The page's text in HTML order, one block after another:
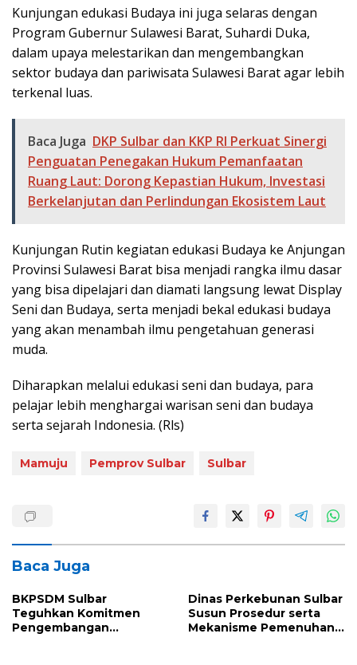
Kunjungan edukasi Budaya ini juga selaras dengan
Program Gubernur Sulawesi Barat, Suhardi Duka,
dalam upaya melestarikan dan mengembangkan
sektor budaya dan pariwisata Sulawesi Barat agar lebih
terkenal luas.
Baca Juga DKP Sulbar dan KKP RI Perkuat Sinergi
Penguatan Penegakan Hukum Pemanfaatan
Ruang Laut: Dorong Kepastian Hukum, Investasi
Berkelanjutan dan Perlindungan Ekosistem Laut
Kunjungan Rutin kegiatan edukasi Budaya ke Anjungan
Provinsi Sulawesi Barat bisa menjadi rangka ilmu dasar
yang bisa dipelajari dan diamati langsung lewat Display
Seni dan Budaya, serta menjadi bekal edukasi budaya
yang akan menambah ilmu pengetahuan generasi
muda.
Diharapkan melalui edukasi seni dan budaya, para
pelajar lebih menghargai warisan seni dan budaya
serta sejarah Indonesia. (Rls)
Mamuju Pemprov Sulbar Sulbar
Baca Juga
BKPSDM Sulbar
Teguhkan Komitmen
Pengembangan
Dinas Perkebunan Sulbar
Susun Prosedur serta
Mekanisme Pemenuhan